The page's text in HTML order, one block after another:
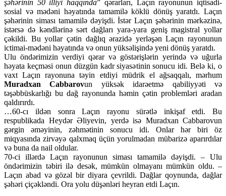
şəhərinin 50 illiyi haqqında” qərarları, Laçın rayonunun iqtisadi-
sosial və mədəni həyatında tamamilə köklü dönüş yaratdı. Laçın
şəhərinin siması tamamilə dəyişdi. İstər Laçın şəhərinin mərkəzinə,
istərsə də kəndlərinə sərt dağları yara-yara geniş magistral yollar
çəkildi. Bu yollar çətin dağlıq ərazidə yerləşən Laçın rayonunun
ictimai-mədəni həyatında və onun yüksəlişində yeni dönüş yaratdı.
Ulu öndərimizin verdiyi qərar və göstərişlərin yerində və uğurla
həyata keçməsi onun düzgün kadr siyasətinin sonucu idi. Belə ki, o
vaxt Laçın rayonuna təyin etdiyi müdrik el ağsaqqalı, mərhum
Muradxan Cabbarovun yüksək idarəetmə qabiliyyəti və
təşəbbüskarlığı bu dağ rayonunda həmin çətin problemləri aradan
qaldırırdı.
…60-cı ildən sonra Laçın rayonu sürətlə inkişaf etdi. Bu
respublikada Heydər Əliyevin, yerdə isə Muradxan Cabbarovun
gərgin əməyinin, zəhmətinin sonucu idi. Onlar hər biri öz
miqyasında zirvəyə qalxmaq üçün yorulmadan mübarizə aparırdılar
və buna da nail oldular.
70-ci illərdə Laçın rayonunun siması tamamilə dəyişdi. – Ulu
öndərimizin təbiri ilə desək, mümkün olmayanı mümkün oldu. –
Laçın abad və gözəl bir diyara çevrildi. Dağlar qoynunda, dağlar
şəhəri çiçəkləndi. Ora yolu düşənləri heyran etdi Laçın.